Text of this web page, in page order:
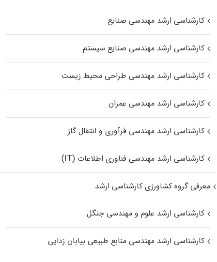
کارشناسی ارشد مهندسی صنایع
کارشناسی ارشد مهندسی صنایع سیستم
کارشناسی ارشد مهندسی طراحی محیط زیست
کارشناسی ارشد مهندسی عمران
کارشناسی ارشد مهندسی فرآوری و انتقال گاز
کارشناسی ارشد مهندسی فناوری اطلاعات (IT)
معرفی گروه کشاورزی کارشناسی ارشد
کارشناسی ارشد علوم و مهندسی جنگل
کارشناسی ارشد مهندسی منابع طبیعی بیابان زدایی